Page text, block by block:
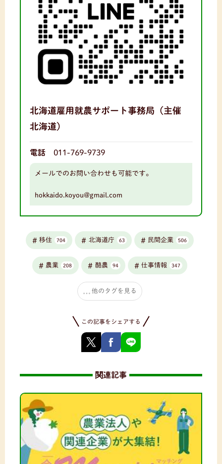
北海道雇用就農サポート事務局（主催
北海道）
電話 011-769-9739
メールでのお問い合わせも可能です。
hokkaido.koyou@gmail.com
移住 704 北海道庁 63 民間企業 506
農業 208 酪農 94 仕事情報 347
他のタグを見る
この記事をシェアする
関連記事